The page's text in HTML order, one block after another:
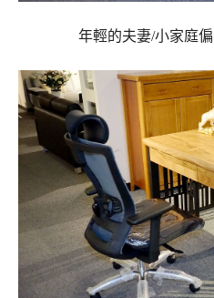
年輕的夫妻/小家庭